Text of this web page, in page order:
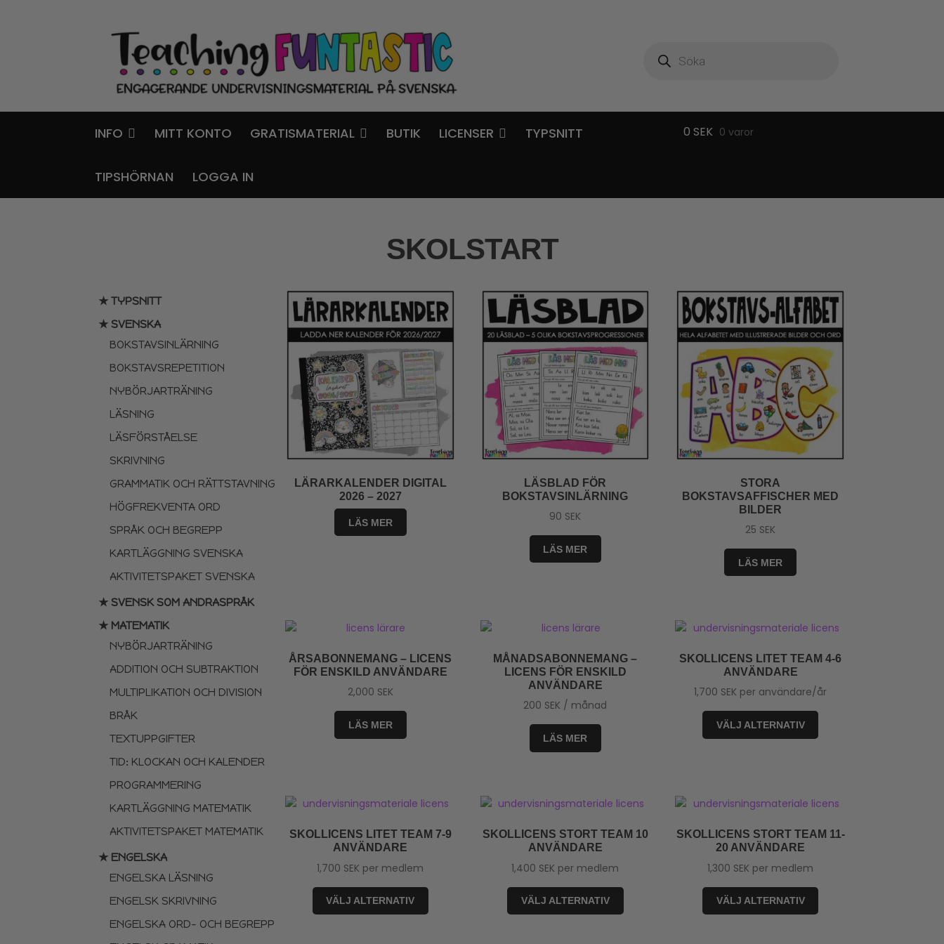
Hoppa
navigering
Gå
innehåll
INFO MITT KONTO GRATISMATERIAL BUTIK LICENSER TYPSNITT
TIPSHÖRNAN LOGGA IN
0 SEK 0 varor
SKOLSTART
★ TYPSNITT
★ SVENSKA
BOKSTAVSINLÄRNING
BOKSTAVSREPETITION
NYBÖRJARTRÄNING
LÄSNING
LÄSFÖRSTÅELSE
SKRIVNING
GRAMMATIK OCH RÄTTSTAVNING
HÖGFREKVENTA ORD
SPRÅK OCH BEGREPP
KARTLÄGGNING SVENSKA
AKTIVITETSPAKET SVENSKA
★ SVENSK SOM ANDRASPRÅK
★ MATEMATIK
NYBÖRJARTRÄNING
ADDITION OCH SUBTRAKTION
MULTIPLIKATION OCH DIVISION
BRÅK
TEXTUPPGIFTER
TID: KLOCKAN OCH KALENDER
PROGRAMMERING
KARTLÄGGNING MATEMATIK
AKTIVITETSPAKET MATEMATIK
★ ENGELSKA
ENGELSKA LÄSNING
ENGELSK SKRIVNING
ENGELSKA ORD- OCH BEGREPP
LÄRARKALENDER DIGITAL
2026 – 2027
LÄS MER
LÄSBLAD FÖR
BOKSTAVSINLÄRNING
90 SEK
LÄS MER
STORA
BOKSTAVSAFFISCHER MED
BILDER
25 SEK
LÄS MER
ÅRSABONNEMANG – LICENS
FÖR ENSKILD ANVÄNDARE
2,000 SEK
LÄS MER
MÅNADSABONNEMANG –
LICENS FÖR ENSKILD
ANVÄNDARE
200 SEK / månad
LÄS MER
SKOLLICENS LITET TEAM 4-6
ANVÄNDARE
1,700 SEK per användare/år
VÄLJ ALTERNATIV
SKOLLICENS LITET TEAM 7-9
ANVÄNDARE
1,700 SEK per medlem
VÄLJ ALTERNATIV
SKOLLICENS STORT TEAM 10
ANVÄNDARE
1,400 SEK per medlem
VÄLJ ALTERNATIV
SKOLLICENS STORT TEAM 11-
20 ANVÄNDARE
1,300 SEK per medlem
VÄLJ ALTERNATIV